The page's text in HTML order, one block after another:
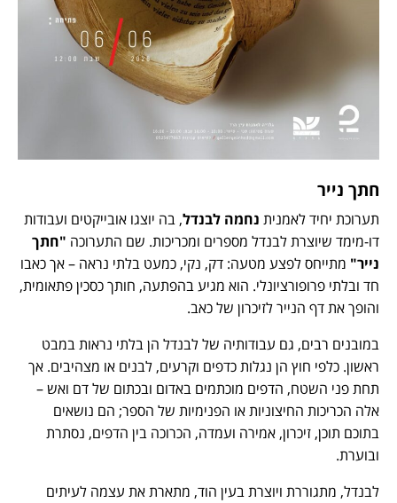
חתך נייר
תערוכת יחיד לאמנית נחמה לבנדל, בה יוצגו אובייקטים ועבודות
דו-מימד שיוצרת לבנדל מספרים ומכריכות. שם התערוכה "חתך
נייר" מתייחס לפצע מטעה: דק, נקי, כמעט בלתי נראה – אך כאבו
חד ובלתי פרופורציונלי. הוא מגיע בהפתעה, חותך כסכין פתאומית,
והופך את דף הנייר לזיכרון של כאב.
במובנים רבים, גם עבודותיה של לבנדל הן בלתי נראות במבט
ראשון. כלפי חוץ הן נגלות כדפים וקרעים, לבנים או מצהיבים. אך
תחת פני השטח, הדפים מוכתמים באדום ובכתום של דם ואש –
אלה הכריכות החיצוניות או הפנימיות של הספר; הם נושאים
בתוכם תוכן, זיכרון, אמירה ועמדה, הכרוכה בין הדפים, נסתרת
ובוערת.
לבנדל, מתגוררת ויוצרת בעין הוד, מתארת את עצמה לעיתים